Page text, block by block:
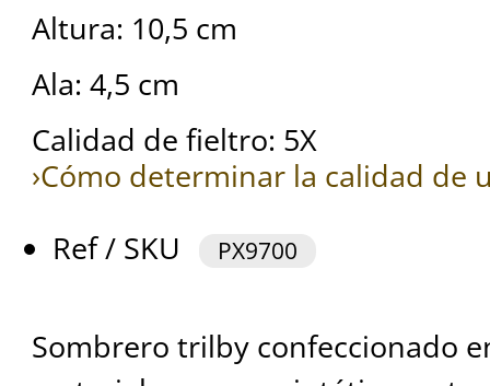
Altura: 10,5 cm
Ala: 4,5 cm
Calidad de fieltro: 5X
›Cómo determinar la calidad de
Ref / SKU
PX9700
Sombrero trilby confeccionado